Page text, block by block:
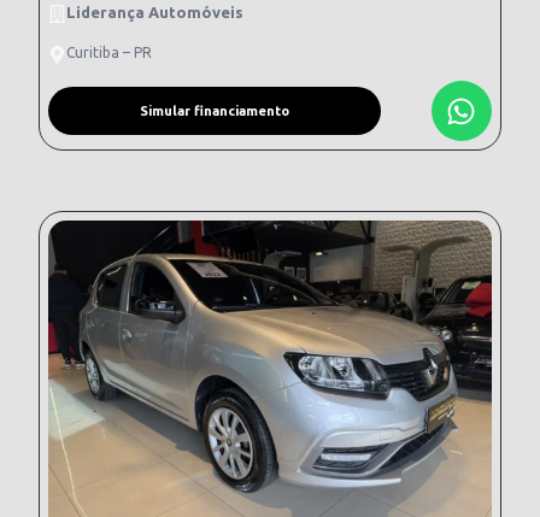
Liderança Automóveis
Curitiba – PR
Simular financiamento